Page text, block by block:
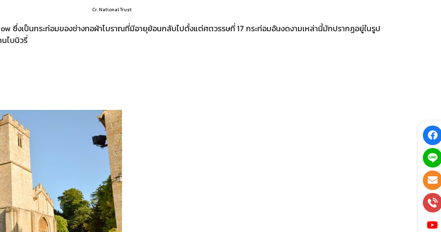
Cr. National Trust
ซึ่งเป็นกระท่อมของช่างทอผ้าโบราณที่มีอายุย้อนกลับไปตั้งแต่ศตวรรษที่ 17 กระท่อมอันงดงามเหล่านี้มักปรากฏอยู่ในรูป
ไบบิวรี่